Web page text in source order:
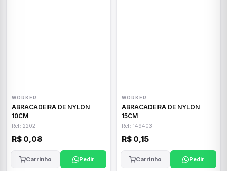
WORKER
ABRACADEIRA DE NYLON
10CM
Ref: 2202
R$ 0,08
Carrinho Pedir
WORKER
ABRACADEIRA DE NYLON
15CM
Ref: 149403
R$ 0,15
Carrinho Pedir